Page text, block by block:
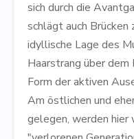
sich durch die
schlägt auch Brücken
idyllische Lage des
Haarstrang über
Form der aktiven
Am östlichen und
gelegen, werden